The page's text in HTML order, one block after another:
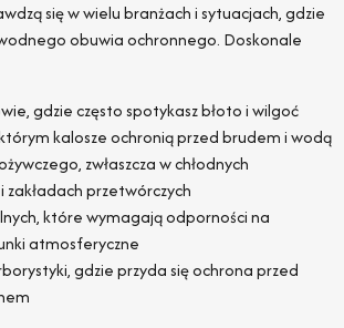
się w wielu branżach i sytuacjach, gdzie
obuwia ochronnego. Doskonale
gdzie często spotykasz błoto i wilgoć
kalosze ochronią przed brudem i wodą
zwłaszcza w chłodnych
zakładach przetwórczych
które wymagają odporności na
atmosferyczne
gdzie przyda się ochrona przed